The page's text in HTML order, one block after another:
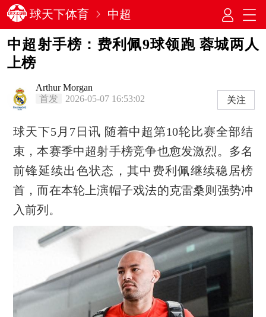
球天下体育 中超
中超射手榜：费利佩9球领跑 蓉城两人
上榜
Arthur Morgan
首发
2026-05-07 16:53:02 关注
球天下5月7日讯 随着中超第10轮比赛全部结
束，本赛季中超射手榜竞争也愈发激烈。多名
前锋延续出色状态，其中费利佩继续稳居榜
首，而在本轮上演帽子戏法的克雷桑则强势冲
入前列。